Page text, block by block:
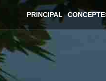
PRINCIPAL